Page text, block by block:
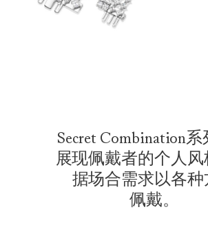
Secret Combination
展现佩戴者的个人风
据场合需求以各种
佩 戴。